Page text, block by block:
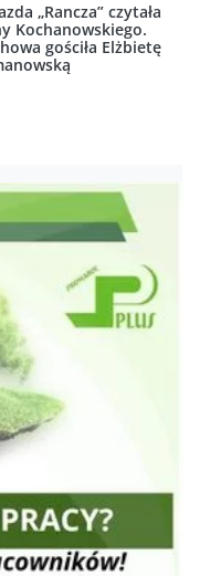
„Rancza” czytała
Kochanowskiego.
gościła Elżbietę